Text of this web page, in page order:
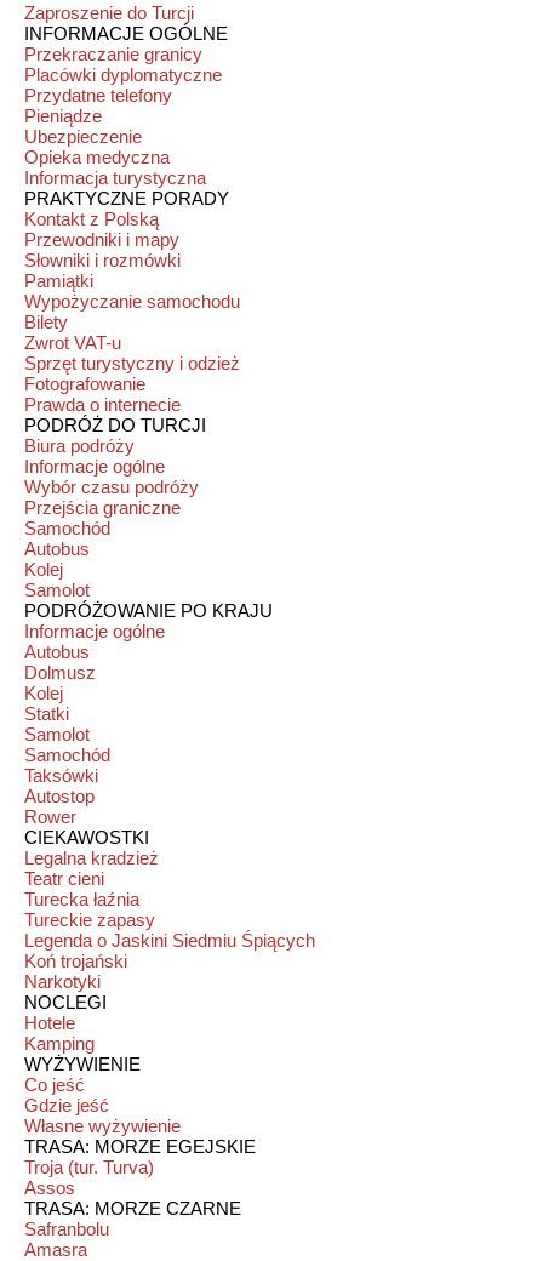
Zaproszenie do Turcji
INFORMACJE OGÓLNE
Przekraczanie granicy
Placówki dyplomatyczne
Przydatne telefony
Pieniądze
Ubezpieczenie
Opieka medyczna
Informacja turystyczna
PRAKTYCZNE PORADY
Kontakt z Polską
Przewodniki i mapy
Słowniki i rozmówki
Pamiątki
Wypożyczanie samochodu
Bilety
Zwrot VAT-u
Sprzęt turystyczny i odzież
Fotografowanie
Prawda o internecie
PODRÓŻ DO TURCJI
Biura podróży
Informacje ogólne
Wybór czasu podróży
Przejścia graniczne
Samochód
Autobus
Kolej
Samolot
PODRÓŻOWANIE PO KRAJU
Informacje ogólne
Autobus
Dolmusz
Kolej
Statki
Samolot
Samochód
Taksówki
Autostop
Rower
CIEKAWOSTKI
Legalna kradzież
Teatr cieni
Turecka łaźnia
Tureckie zapasy
Legenda o Jaskini Siedmiu Śpiących
Koń trojański
Narkotyki
NOCLEGI
Hotele
Kamping
WYŻYWIENIE
Co jeść
Gdzie jeść
Własne wyżywienie
TRASA: MORZE EGEJSKIE
Troja (tur. Turva)
Assos
TRASA: MORZE CZARNE
Safranbolu
Amasra